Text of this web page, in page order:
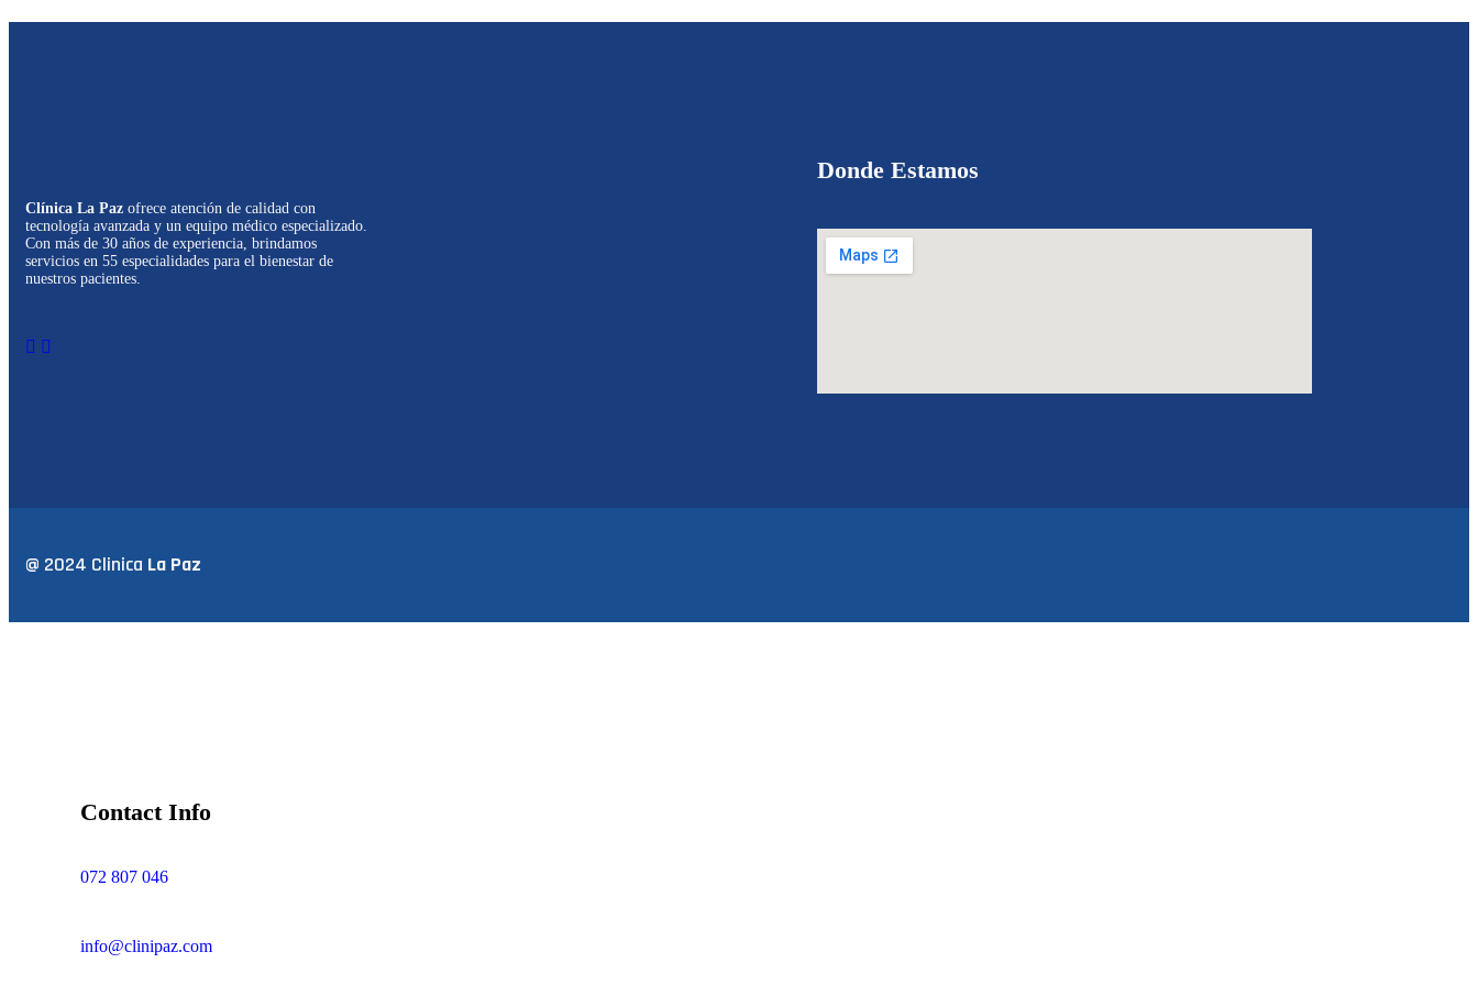
Clínica La Paz ofrece atención de calidad con
tecnología avanzada y un equipo médico especializado.
Con más de 30 años de experiencia, brindamos
servicios en 55 especialidades para el bienestar de
nuestros pacientes.
Donde Estamos
@ 2024 Clinica La Paz
Contact Info
072 807 046
info@clinipaz.com